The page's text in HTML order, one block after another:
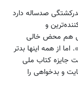
صدساله دارد
و
هم محض خالی
از همه اینها بدتر
1971 نامزد دریافت جایزه کتاب ملی
و بدخواهی را